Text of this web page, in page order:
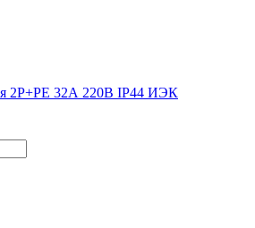
2Р+РЕ 32А 220В IP44 ИЭК